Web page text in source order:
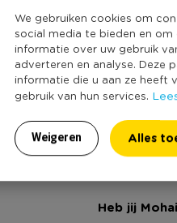
We gebruiken cookies om
social media te bieden en om
informatie over uw gebruik
adverteren en analyse. Deze
informatie die u aan ze heeft
gebruik van hun services.
Weigeren Alles
Heb jij